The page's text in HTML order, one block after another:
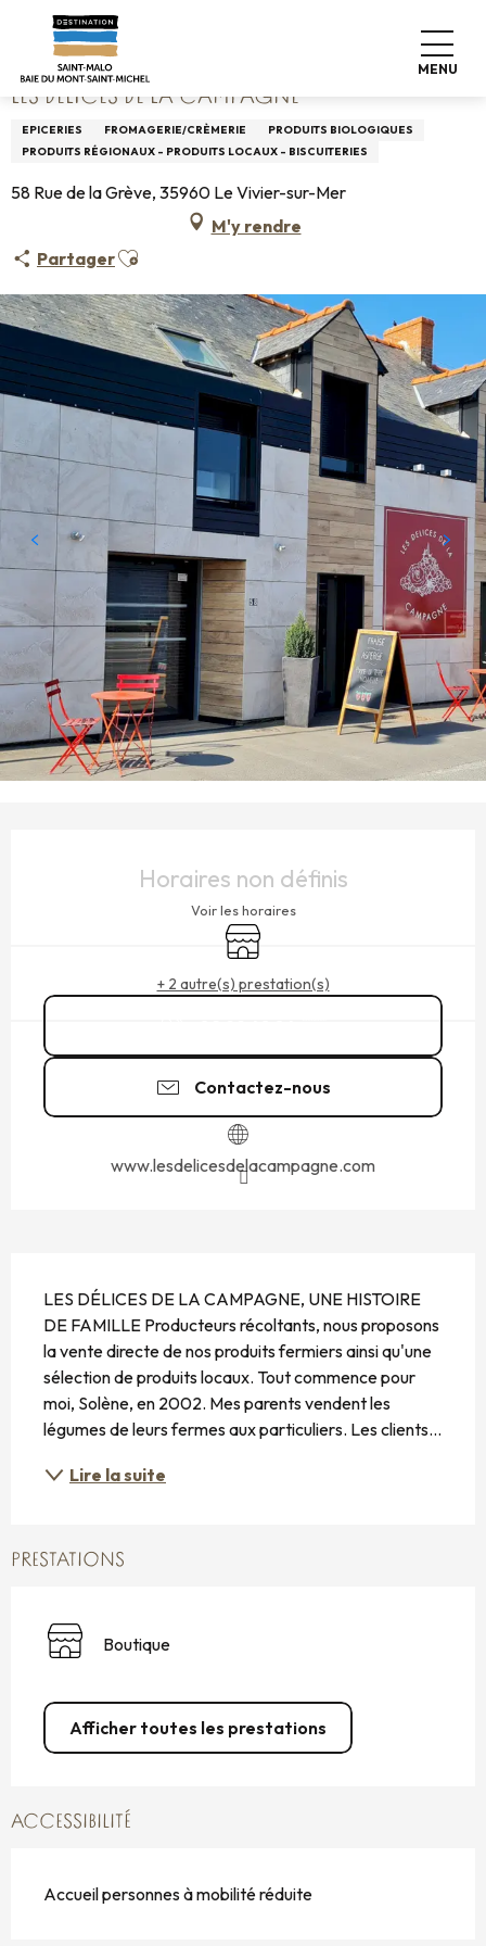
contenu
principal
MENU
Accueil Les délices de la campagne
LES DÉLICES DE LA CAMPAGNE
EPICERIES FROMAGERIE/CRÈMERIE
PRODUITS BIOLOGIQUES
PRODUITS RÉGIONAUX - PRODUITS LOCAUX - BISCUITERIES
58 Rue de la Grève, 35960 Le Vivier-sur-Mer
M'y rendre
PartagerAjouter aux favoris
Horaires non définis
Voir les horaires
Boutique
+ 2 autre(s) prestation(s)
Contactez-nous
www.lesdelicesdelacampagne.com
LES DÉLICES DE LA CAMPAGNE, UNE HISTOIRE
DE FAMILLE Producteurs récoltants, nous proposons
la vente directe de nos produits fermiers ainsi qu'une
sélection de produits locaux. Tout commence pour
moi, Solène, en 2002. Mes parents vendent les
légumes de leurs fermes aux particuliers. Les clients...
Lire la suite
PRESTATIONS
Boutique
Afficher toutes les prestations
ACCESSIBILITÉ
Accueil personnes à mobilité réduite